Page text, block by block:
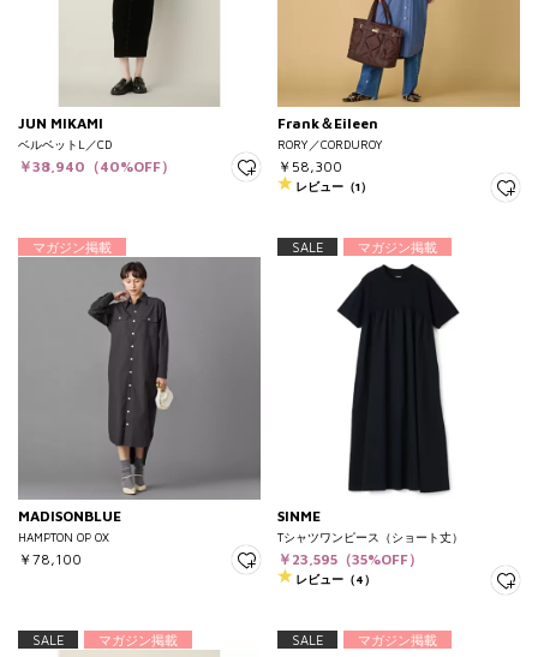
JUN MIKAMI
ベルベットL／CD
￥38,940（40%OFF）
Frank＆Eileen
RORY／CORDUROY
￥58,300
レビュー（1）
マガジン掲載
MADISONBLUE
HAMPTON OP OX
￥78,100
SALE マガジン掲載
SINME
Tシャツワンピース（ショート丈）
￥23,595（35%OFF）
レビュー（4）
SALE マガジン掲載 SALE マガジン掲載